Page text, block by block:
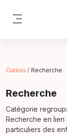
Cursos Recherche
Recherche
Catégorie
Recherche en
particuliers des